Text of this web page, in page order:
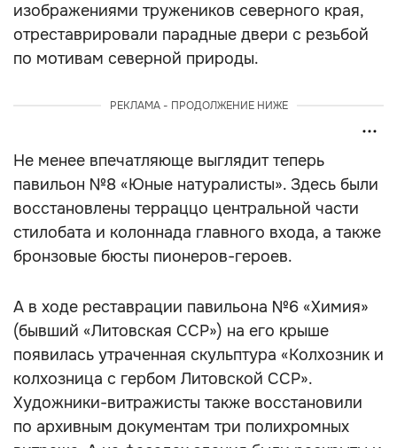
изображениями тружеников северного края,
отреставрировали парадные двери с резьбой
по мотивам северной природы.
РЕКЛАМА - ПРОДОЛЖЕНИЕ НИЖЕ
Не менее впечатляюще выглядит теперь
павильон №8 «Юные натуралисты». Здесь были
восстановлены терраццо центральной части
стилобата и колоннада главного входа, а также
бронзовые бюсты пионеров-героев.
А в ходе реставрации павильона №6 «Химия»
(бывший «Литовская ССР») на его крыше
появилась утраченная скульптура «Колхозник и
колхозница с гербом Литовской ССР».
Художники-витражисты также восстановили
по архивным документам три полихромных